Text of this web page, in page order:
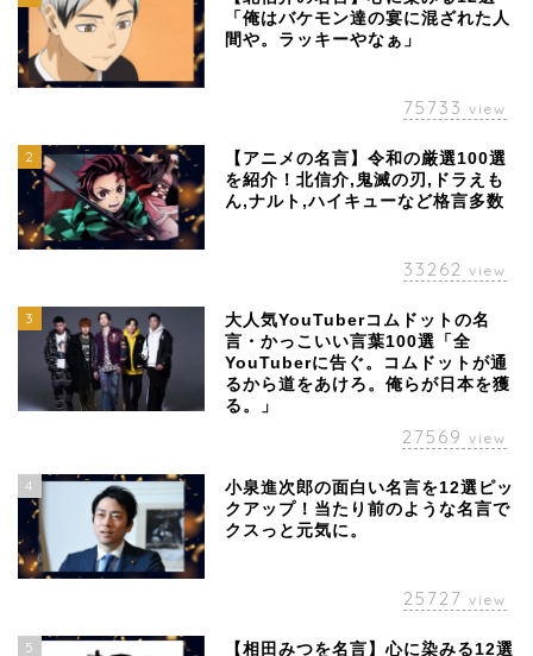
「俺はバケモン達の宴に混ざれた人
間や。ラッキーやなぁ」
75733 view
2
【アニメの名言】令和の厳選100選
を紹介！北信介,鬼滅の刃,ドラえも
ん,ナルト,ハイキューなど格言多数
33262 view
3
大人気YouTuberコムドットの名
言・かっこいい言葉100選「全
YouTuberに告ぐ。コムドットが通
るから道をあけろ。俺らが日本を獲
る。」
27569 view
4
小泉進次郎の面白い名言を12選ピッ
クアップ！当たり前のような名言で
クスっと元気に。
25727 view
5
【相田みつを名言】心に染みる12選